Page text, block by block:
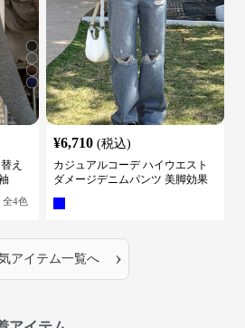
え
全4色
¥6,710 (税込)
カジュアルコーデ ハイウエスト
ダメージデニムパンツ 美脚効果
アイテム一覧へ ›